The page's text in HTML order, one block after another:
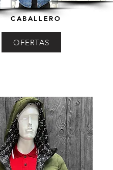
CABALLERO
OFERTAS